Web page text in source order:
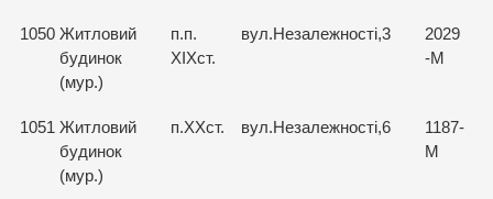
1050 Житловий
будинок
(мур.)
п.п.
ХІХст.
вул.Незалежності,3
2029
-М
1051 Житловий
будинок
(мур.)
п.ХХст. вул.Незалежності,6
1187-
М